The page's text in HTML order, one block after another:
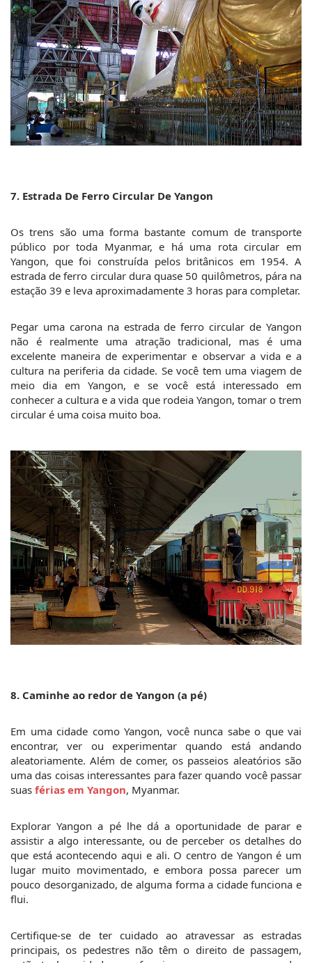
7. Estrada De Ferro Circular De Yangon
Os trens são uma forma bastante comum de transporte
público por toda Myanmar, e há uma rota circular em
Yangon, que foi construída pelos britânicos em 1954. A
estrada de ferro circular dura quase 50 quilômetros, pára na
estação 39 e leva aproximadamente 3 horas para completar.
Pegar uma carona na estrada de ferro circular de Yangon
não é realmente uma atração tradicional, mas é uma
excelente maneira de experimentar e observar a vida e a
cultura na periferia da cidade. Se você tem uma viagem de
meio dia em Yangon, e se você está interessado em
conhecer a cultura e a vida que rodeia Yangon, tomar o trem
circular é uma coisa muito boa.
8. Caminhe ao redor de Yangon (a pé)
Em uma cidade como Yangon, você nunca sabe o que vai
encontrar, ver ou experimentar quando está andando
aleatoriamente. Além de comer, os passeios aleatórios são
uma das coisas interessantes para fazer quando você passar
suas férias em Yangon, Myanmar.
Explorar Yangon a pé lhe dá a oportunidade de parar e
assistir a algo interessante, ou de perceber os detalhes do
que está acontecendo aqui e ali. O centro de Yangon é um
lugar muito movimentado, e embora possa parecer um
pouco desorganizado, de alguma forma a cidade funciona e
flui.
Certifique-se de ter cuidado ao atravessar as estradas
principais, os pedestres não têm o direito de passagem,